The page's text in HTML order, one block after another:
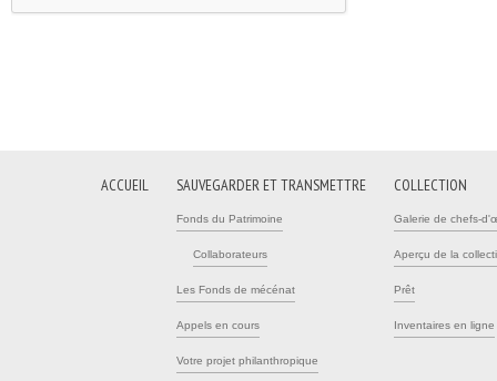
ACCUEIL SAUVEGARDER ET TRANSMETTRE
Fonds du Patrimoine
Collaborateurs
Les Fonds de mécénat
Appels en cours
Votre projet philanthropique
COLLECTION
Galerie de chefs-
Aperçu de la
Prêt
Inventaires en ligne